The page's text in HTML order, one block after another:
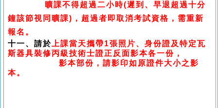
曠課不得超過二小時(遲到、早退超過十分
鐘該節視同曠課)，超過者即取消考試資格，需重新
報名。
十一、請於 上課當天攜帶1張照片、身份證及特定瓦
斯器具裝修丙級技術士證正反面影本各一份，
影本部份，請影印如原證件大小之影
本。